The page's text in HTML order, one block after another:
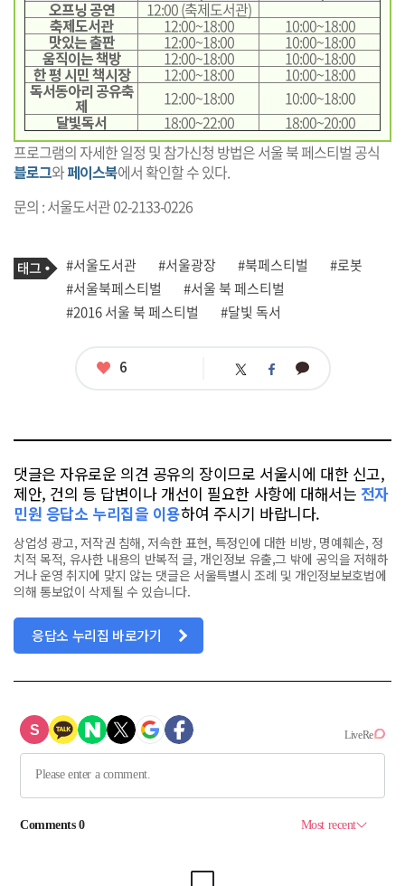
오프닝 공연 12:00 (축제도서관)
축제도서관 12:00~18:00 10:00~18:00
맛있는 출판 12:00~18:00 10:00~18:00
움직이는 책방 12:00~18:00 10:00~18:00
한 평 시민 책시장 12:00~18:00 10:00~18:00
독서동아리 공유축
제 12:00~18:00
10:00~18:00
달빛독서
18:00~22:00
18:00~20:00
프로그램의 자세한 일정 및 참가신청 방법은 서울 북 페스티벌 공식
블로그와페이스북에서 확인할 수 있다.
문의 : 서울도서관 02-2133-0226
기
사
관
련
태
태
그
#서울도서관 #서울광장 #북페스티벌
#로봇
#서울북페스티벌
#서울 북 페스티벌
#2016 서울 북 페스티벌
#달빛 독서
좋
6 트 페 카
댓글은 자유로운 의견 공유의 장이므로 서울시에 대한 신고,
제안, 건의 등 답변이나 개선이 필요한 사항에 대해서는 전자
민원 응답소 누리집을 이용하여 주시기 바랍니다.
상업성 광고, 저작권 침해, 저속한 표현, 특정인에 대한 비방, 명예훼손, 정
치적 목적, 유사한 내용의 반복적 글, 개인정보 유출,그 밖에 공익을 저해하
거나 운영 취지에 맞지 않는 댓글은 서울특별시 조례 및 개인정보보호법에
의해 통보없이 삭제될 수 있습니다.
응답소 누리집 바로가기